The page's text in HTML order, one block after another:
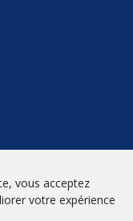
vous acceptez
votre expérience